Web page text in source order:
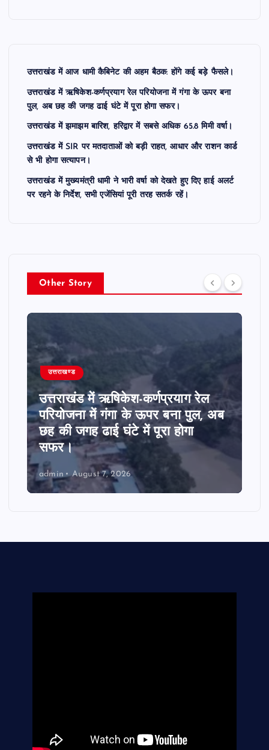
उत्तराखंड में आज धामी कैबिनेट की अहम बैठक: होंगे कई बड़े फैसले।
उत्तराखंड में ऋषिकेश-कर्णप्रयाग रेल परियोजना में गंगा के ऊपर बना
पुल, अब छह की जगह ढाई घंटे में पूरा होगा सफर।
उत्तराखंड में झमाझम बारिश, हरिद्वार में सबसे अधिक 65.8 मिमी वर्षा।
उत्तराखंड में SIR पर मतदाताओं को बड़ी राहत, आधार और राशन कार्ड
से भी होगा सत्यापन।
उत्तराखंड में मुख्यमंत्री धामी ने भारी वर्षा को देखते हुए दिए हाई अलर्ट
पर रहने के निर्देश, सभी एजेंसियां पूरी तरह सतर्क रहें।
Other Story
उत्तराखण्ड
उत्तराखंड में ऋषिकेश-कर्णप्रयाग रेल
परियोजना में गंगा के ऊपर बना पुल, अब
छह की जगह ढाई घंटे में पूरा होगा
सफर।
admin August 7, 2026